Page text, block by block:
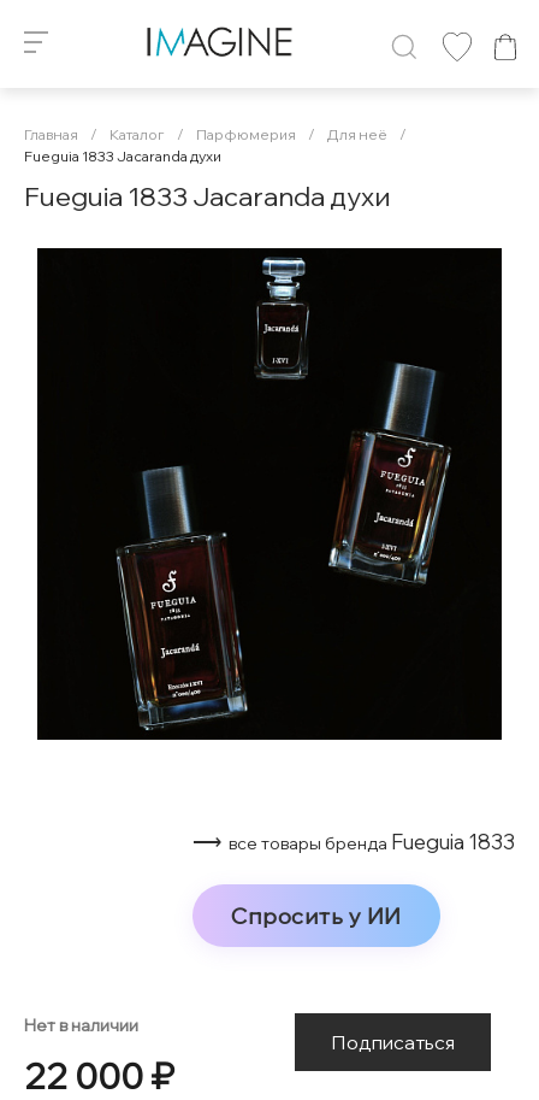
Главная / Каталог / Парфюмерия / Для неё
/
Fueguia 1833 Jacaranda духи
Fueguia 1833 Jacaranda духи
⟶ все товары бренда Fueguia 1833
Спросить у ИИ
Нет в наличии
22 000 ₽
Подписаться